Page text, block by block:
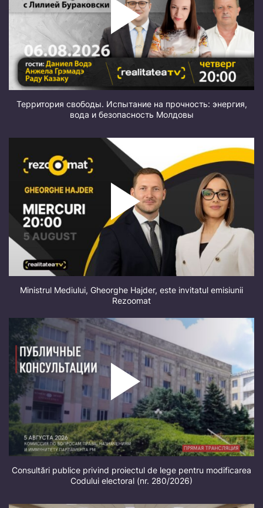
Территория свободы. Испытание на прочность: энергия,
вода и безопасность Молдовы
Ministrul Mediului, Gheorghe Hajder, este invitatul emisiunii
Rezoomat
Consultări publice privind proiectul de lege pentru modificarea
Codului electoral (nr. 280/2026)